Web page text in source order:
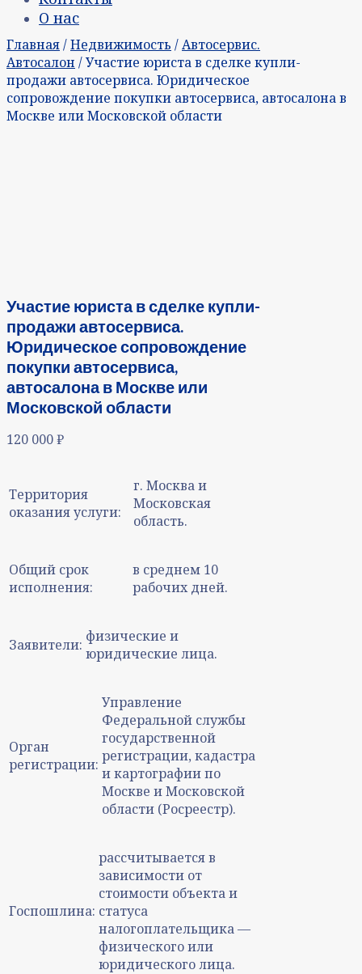
О нас
Главная/Недвижимость /Автосервис.
Автосалон / Участие юриста в сделке купли-
продажи автосервиса. Юридическое
сопровождение покупки автосервиса, автосалона в
Москве или Московской области
Участие юриста в сделке купли-
продажи автосервиса.
Юридическое сопровождение
покупки автосервиса,
автосалона в Москве или
Московской области
120 000₽
Территория
оказания услуги:
г. Москва и
Московская
область.
Общий срок
исполнения:
в среднем 10
рабочих дней.
Заявители: физические и
юридические лица.
Орган
регистрации:
Управление
Федеральной службы
государственной
регистрации, кадастра
и картографии по
Москве и Московской
области (Росреестр).
Госпошлина:
рассчитывается в
зависимости от
стоимости объекта и
статуса
налогоплательщика —
физического или
юридического лица.